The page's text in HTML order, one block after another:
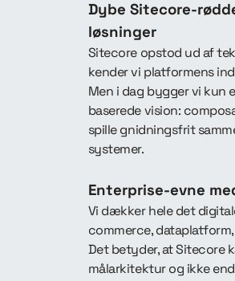
Dybe Sitecore-
løsninger
Sitecore opstod ud af
kender vi platformens
Men i dag bygger vi kun
baserede vision:
spille gnidningsfrit
systemer.
Enterprise-evne
Vi dækker hele det
commerce,
Det betyder, at Sitecore
målarkitektur og ikke